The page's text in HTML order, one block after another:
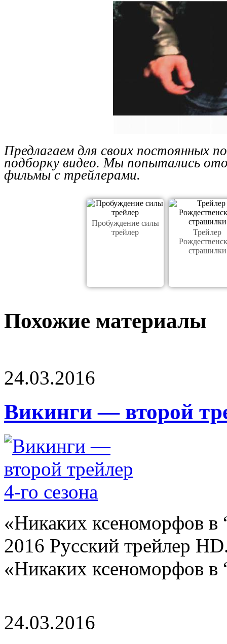
Предлагаем для своих постоянных
подборку видео. Мы попытались
фильмы с трейлерами.
Пробуждение силы
трейлер
Трейлер
страшилки
Похожие материалы
24.03.2016
Викинги — второй
«Никаких ксеноморфов в
2016 Русский трейлер
«Никаких ксеноморфов
24.03.2016